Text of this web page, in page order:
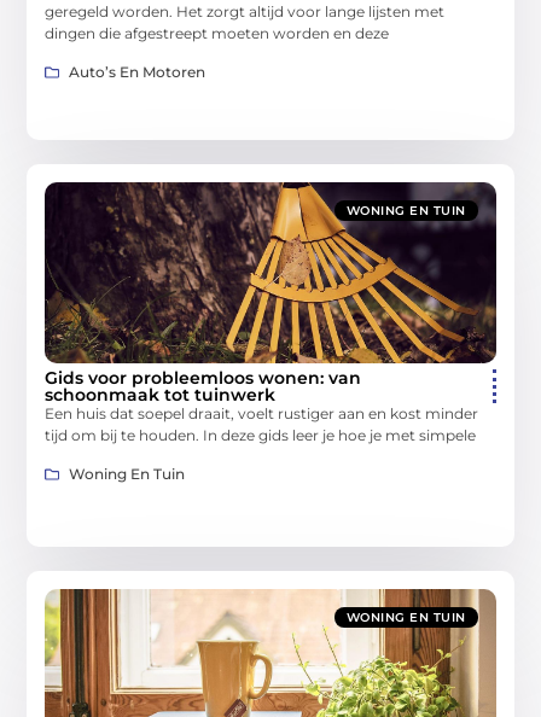
geregeld worden. Het zorgt altijd voor lange lijsten met
dingen die afgestreept moeten worden en deze
Auto’s En Motoren
WONING EN TUIN
Gids voor probleemloos wonen: van
schoonmaak tot tuinwerk
Een huis dat soepel draait, voelt rustiger aan en kost minder
tijd om bij te houden. In deze gids leer je hoe je met simpele
Woning En Tuin
WONING EN TUIN